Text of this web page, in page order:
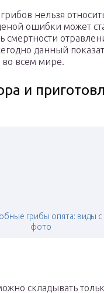
нельзя
ошибки может
смертности
данный
во всем мире.
и
грибы опята: виды с
фото
складывать